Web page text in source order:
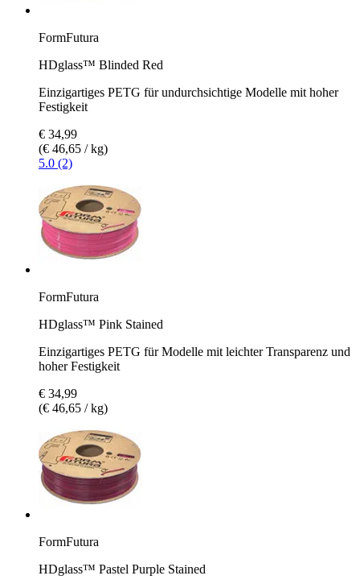
FormFutura
HDglass™ Blinded Red
Einzigartiges PETG für undurchsichtige Modelle mit hoher
Festigkeit
€ 34,99
(€ 46,65 / kg)
5.0 (2)
FormFutura
HDglass™ Pink Stained
Einzigartiges PETG für Modelle mit leichter Transparenz und
hoher Festigkeit
€ 34,99
(€ 46,65 / kg)
FormFutura
HDglass™ Pastel Purple Stained